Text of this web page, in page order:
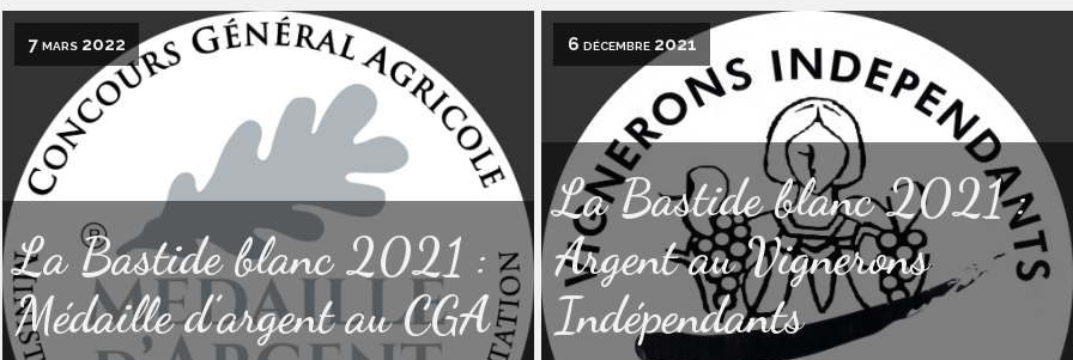
7 mars 2022
La Bastide blanc 2021 :
Médaille d’argent au CGA
6 décembre 2021
La Bastide blanc 2021 :
Argent au Vignerons
Indépendants